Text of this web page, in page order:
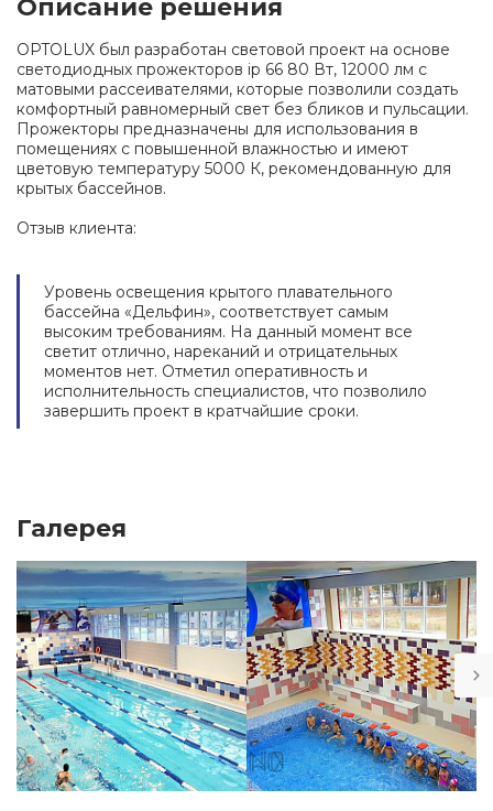
Описание решения
OPTOLUX был разработан световой проект на основе
светодиодных прожекторов ip 66 80 Вт, 12000 лм с
матовыми рассеивателями, которые позволили создать
комфортный равномерный свет без бликов и пульсации.
Прожекторы предназначены для использования в
помещениях с повышенной влажностью и имеют
цветовую температуру 5000 К, рекомендованную для
крытых бассейнов.
Отзыв клиента:
Уровень освещения крытого плавательного
бассейна «Дельфин», соответствует самым
высоким требованиям. На данный момент все
светит отлично, нареканий и отрицательных
моментов нет. Отметил оперативность и
исполнительность специалистов, что позволило
завершить проект в кратчайшие сроки.
Галерея